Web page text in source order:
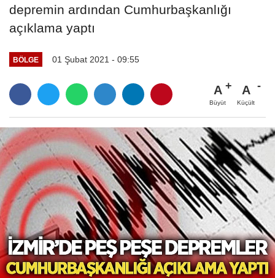
depremin ardından Cumhurbaşkanlığı
açıklama yaptı
BÖLGE 01 Şubat 2021 - 09:55
A
Büyüt
A
Küçült